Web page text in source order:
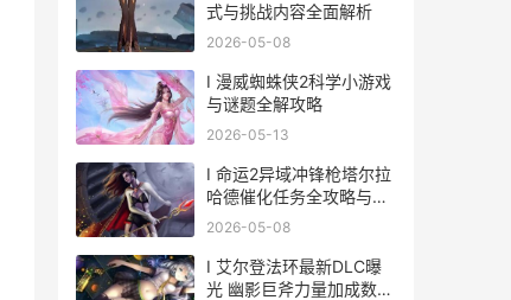
式与挑战内容全面解析
2026-05-08
I 漫威蜘蛛侠2科学小游戏
与谜题全解攻略
2026-05-13
I 命运2异域冲锋枪塔尔拉
哈德催化任务全攻略与步
骤详解
2026-05-08
I 艾尔登法环最新DLC曝
光 幽影巨斧力量加成数值